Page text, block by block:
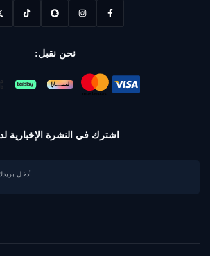
نحن نقبل:
اشترك في النشرة الإخبارية لدينا